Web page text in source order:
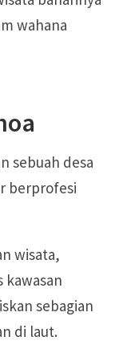
wahana
sebuah desa
berprofesi
wisata,
kawasan
sebagian
di laut.